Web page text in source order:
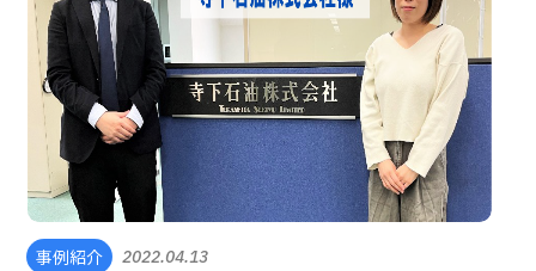
事例紹介 2022.04.13